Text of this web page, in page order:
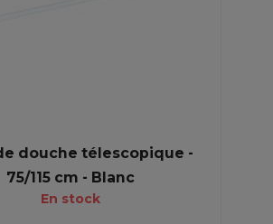
douche télescopique -
75/115 cm - Blanc
En stock